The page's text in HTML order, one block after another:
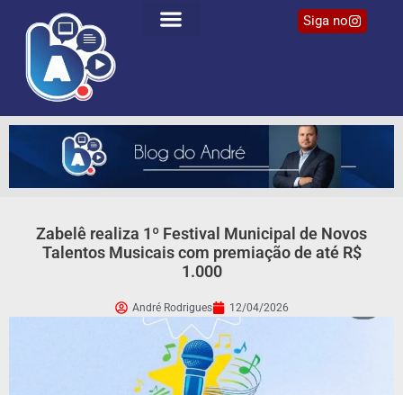
Siga no
Zabelê realiza 1º Festival Municipal de Novos
Talentos Musicais com premiação de até R$
1.000
André Rodrigues 12/04/2026